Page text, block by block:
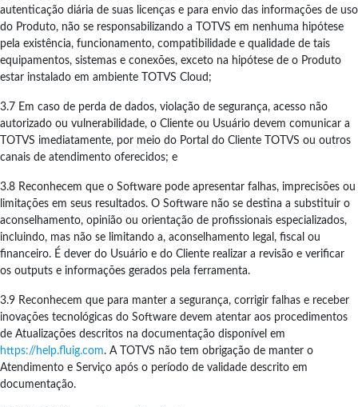
autenticação diária de suas licenças e para envio das informações de uso
do Produto, não se responsabilizando a TOTVS em nenhuma hipótese
pela existência, funcionamento, compatibilidade e qualidade de tais
equipamentos, sistemas e conexões, exceto na hipótese de o Produto
estar instalado em ambiente TOTVS Cloud;
3.7 Em caso de perda de dados, violação de segurança, acesso não
autorizado ou vulnerabilidade, o Cliente ou Usuário devem comunicar a
TOTVS imediatamente, por meio do Portal do Cliente TOTVS ou outros
canais de atendimento oferecidos; e
3.8 Reconhecem que o Software pode apresentar falhas, imprecisões ou
limitações em seus resultados. O Software não se destina a substituir o
aconselhamento, opinião ou orientação de profissionais especializados,
incluindo, mas não se limitando a, aconselhamento legal, fiscal ou
financeiro. É dever do Usuário e do Cliente realizar a revisão e verificar
os outputs e informações gerados pela ferramenta.
3.9 Reconhecem que para manter a segurança, corrigir falhas e receber
inovações tecnológicas do Software devem atentar aos procedimentos
de Atualizações descritos na documentação disponível em
https://help.fluig.com. A TOTVS não tem obrigação de manter o
Atendimento e Serviço após o período de validade descrito em
documentação.